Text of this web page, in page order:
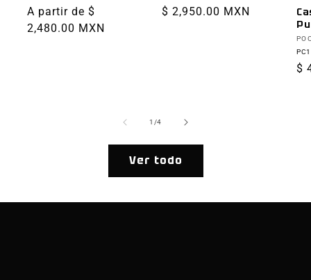
Precio
habitual
A partir de $
2,480.00 MXN
Precio
$ 2,950.00 MXN
$
1 /de
4
Ver todo